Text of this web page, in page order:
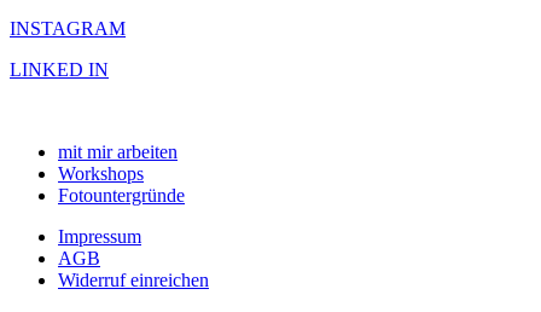
INSTAGRAM
LINKED IN
mit mir arbeiten
Workshops
Fotountergründe
Impressum
AGB
Widerruf einreichen